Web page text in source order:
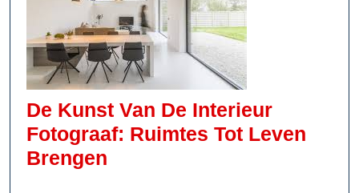
De Kunst Van De Interieur
Fotograaf: Ruimtes Tot Leven
Brengen